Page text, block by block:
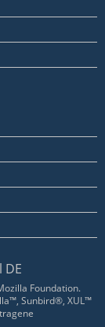
Foundation.
Sunbird®, XUL™